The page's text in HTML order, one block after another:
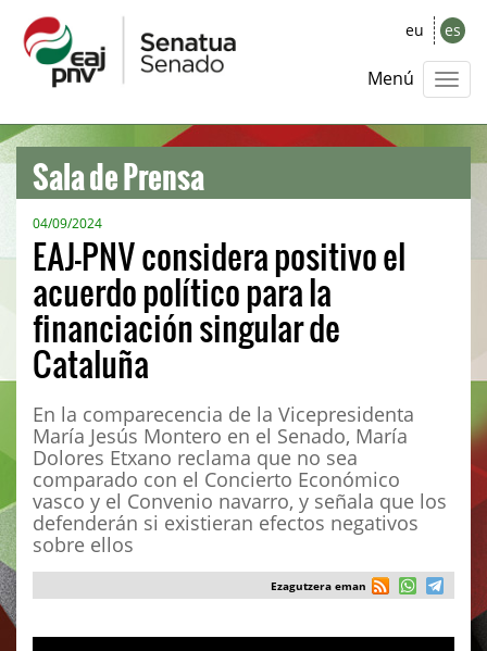
eu es
Menú
Sala de Prensa
04/09/2024
EAJ-PNV considera positivo el
acuerdo político para la
financiación singular de
Cataluña
En la comparecencia de la Vicepresidenta
María Jesús Montero en el Senado, María
Dolores Etxano reclama que no sea
comparado con el Concierto Económico
vasco y el Convenio navarro, y señala que los
defenderán si existieran efectos negativos
sobre ellos
Ezagutzera eman